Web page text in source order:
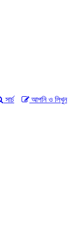
আপনি ও লিখুন
সার্চ